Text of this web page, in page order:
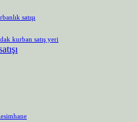
satışı
kurban satış yeri